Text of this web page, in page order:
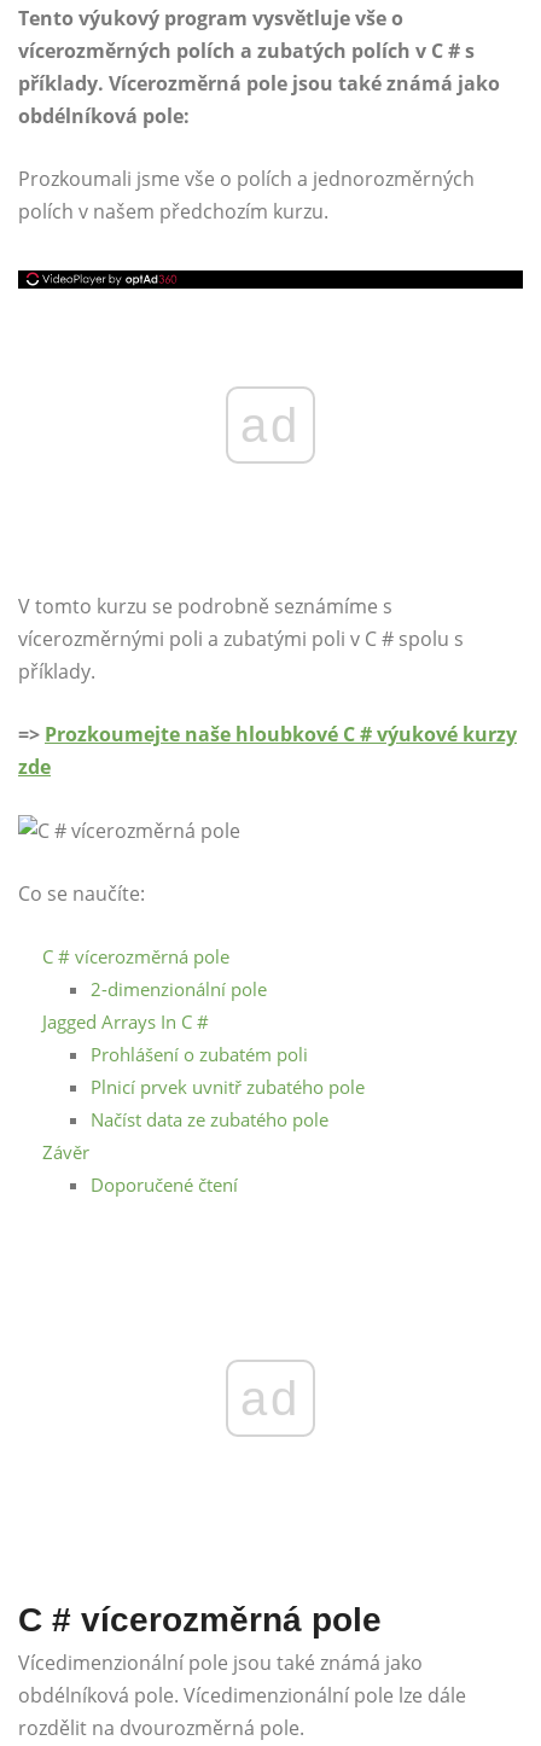
Tento výukový program vysvětluje vše o
vícerozměrných polích a zubatých polích v C # s
příklady. Vícerozměrná pole jsou také známá jako
obdélníková pole:
Prozkoumali jsme vše o polích a jednorozměrných
polích v našem předchozím kurzu.
ad
V tomto kurzu se podrobně seznámíme s
vícerozměrnými poli a zubatými poli v C # spolu s
příklady.
=> Prozkoumejte naše hloubkové C # výukové kurzy
zde
Co se naučíte:
C # vícerozměrná pole
2-dimenzionální pole
Jagged Arrays In C #
Prohlášení o zubatém poli
Plnicí prvek uvnitř zubatého pole
Načíst data ze zubatého pole
Závěr
Doporučené čtení
ad
C # vícerozměrná pole
Vícedimenzionální pole jsou také známá jako
obdélníková pole. Vícedimenzionální pole lze dále
rozdělit na dvourozměrná pole.